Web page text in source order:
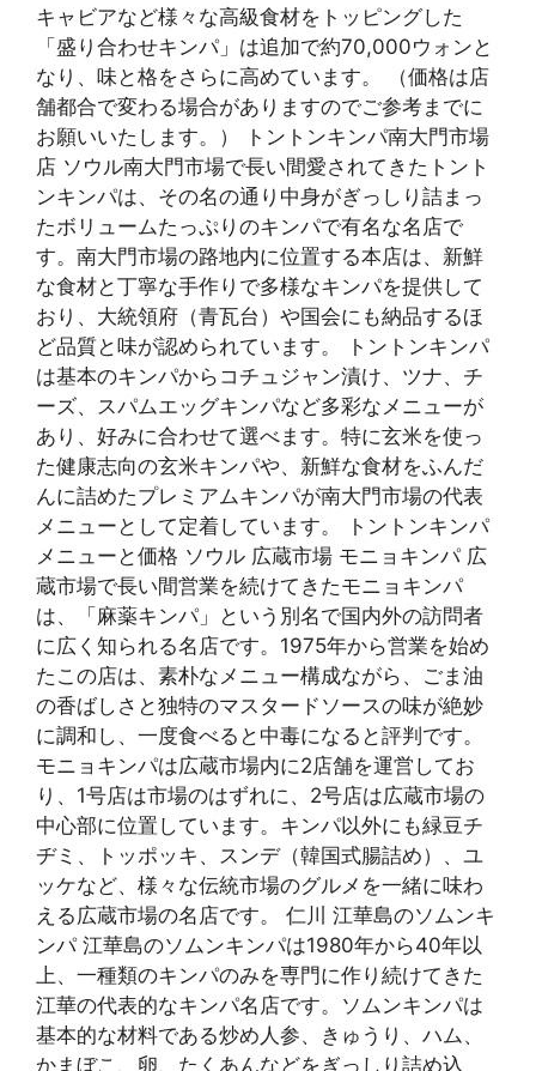
キャビアなど様々な高級食材をトッピングした
「盛り合わせキンパ」は追加で約70,000ウォンと
なり、味と格をさらに高めています。 （価格は店
舗都合で変わる場合がありますのでご参考までに
お願いいたします。） トントンキンパ南大門市場
店 ソウル南大門市場で長い間愛されてきたトント
ンキンパは、その名の通り中身がぎっしり詰まっ
たボリュームたっぷりのキンパで有名な名店で
す。南大門市場の路地内に位置する本店は、新鮮
な食材と丁寧な手作りで多様なキンパを提供して
おり、大統領府（青瓦台）や国会にも納品するほ
ど品質と味が認められています。 トントンキンパ
は基本のキンパからコチュジャン漬け、ツナ、チ
ーズ、スパムエッグキンパなど多彩なメニューが
あり、好みに合わせて選べます。特に玄米を使っ
た健康志向の玄米キンパや、新鮮な食材をふんだ
んに詰めたプレミアムキンパが南大門市場の代表
メニューとして定着しています。 トントンキンパ
メニューと価格 ソウル 広蔵市場 モニョキンパ 広
蔵市場で長い間営業を続けてきたモニョキンパ
は、「麻薬キンパ」という別名で国内外の訪問者
に広く知られる名店です。1975年から営業を始め
たこの店は、素朴なメニュー構成ながら、ごま油
の香ばしさと独特のマスタードソースの味が絶妙
に調和し、一度食べると中毒になると評判です。
モニョキンパは広蔵市場内に2店舗を運営してお
り、1号店は市場のはずれに、2号店は広蔵市場の
中心部に位置しています。キンパ以外にも緑豆チ
ヂミ、トッポッキ、スンデ（韓国式腸詰め）、ユ
ッケなど、様々な伝統市場のグルメを一緒に味わ
える広蔵市場の名店です。 仁川 江華島のソムンキ
ンパ 江華島のソムンキンパは1980年から40年以
上、一種類のキンパのみを専門に作り続けてきた
江華の代表的なキンパ名店です。ソムンキンパは
基本的な材料である炒め人参、きゅうり、ハム、
かまぼこ、卵、たくあんなどをぎっしり詰め込